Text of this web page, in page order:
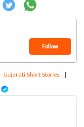
Follow
Gujarati Short Stories |